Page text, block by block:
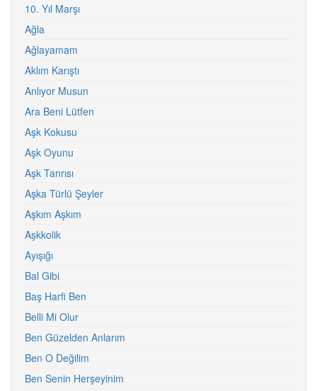
10. Yıl Marşı
Ağla
Ağlayamam
Aklım Karıştı
Anlıyor Musun
Ara Beni Lütfen
Aşk Kokusu
Aşk Oyunu
Aşk Tanrısı
Aşka Türlü Şeyler
Aşkım Aşkım
Aşkkolik
Ayışığı
Bal Gibi
Baş Harfi Ben
Belli Mi Olur
Ben Güzelden Anlarım
Ben O Değilim
Ben Senin Herşeyinim